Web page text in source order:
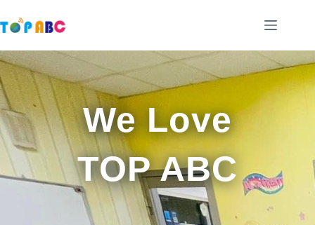
至
要
內
容
We Love
TOP ABC